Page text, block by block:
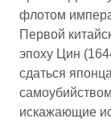
флотом
Первой
эпоху Цин
сдаться
искажающие